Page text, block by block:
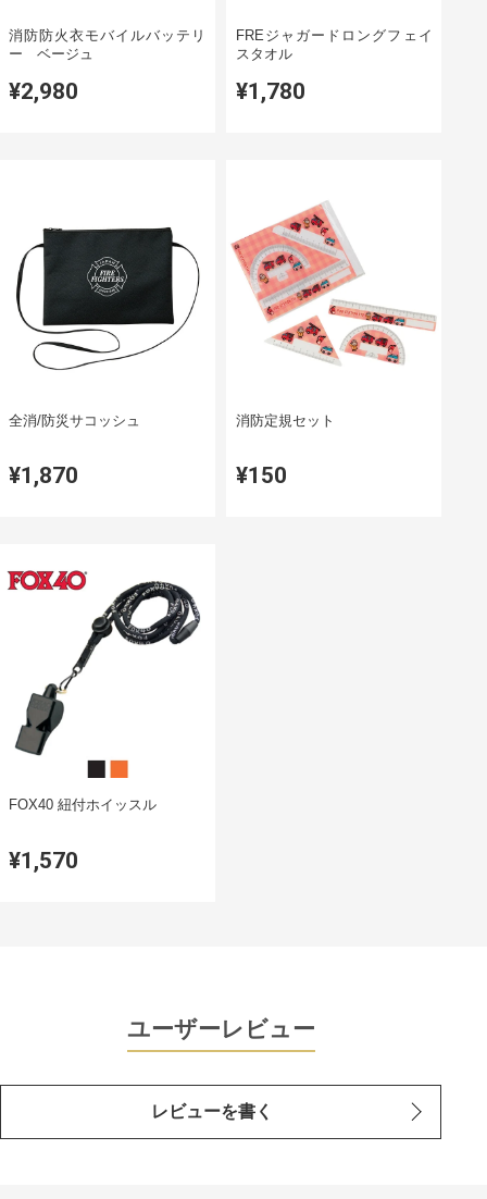
消防防火衣モバイルバッテリ
ー ベージュ
¥2,980
FREジャガードロングフェイ
スタオル
¥1,780
全消/防災サコッシュ
¥1,870
消防定規セット
¥150
FOX40 紐付ホイッスル
¥1,570
ユーザーレビュー
レビューを書く